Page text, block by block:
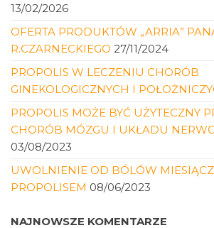
13/02/2026
OFERTA PRODUKTÓW „ARRIA”
R.CZARNECKIEGO 27/11/2024
PROPOLIS W LECZENIU CHORÓB
GINEKOLOGICZNYCH I
PROPOLIS MOŻE BYĆ UŻYTECZNY
CHORÓB MÓZGU I UKŁADU
03/08/2023
UWOLNIENIE OD BÓLÓW
PROPOLISEM 08/06/2023
NAJNOWSZE KOMENTARZE